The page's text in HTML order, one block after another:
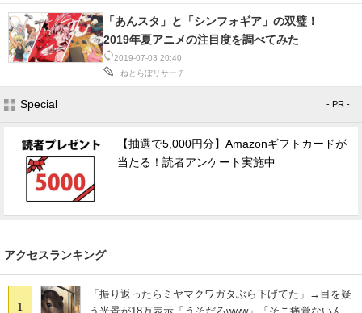
進化するPCとデバイスの未来
好きが集まる 比べて選べる
ビジネスと働き方のヒント
AI活用のいまが分かる
企業ITのトレンドを詳説
経営リーダーのコミュニティ
マーケ×ITの今がよく分かる
ITエンジニア向け専門サイト
企業向けIT製品の総合サイト
2019-07-03 20:40
ねとらぼリサーチ
「あんスタ」と「シンフォギア」の双璧！
2019年夏アニメの注目度を調べてみた
Special - PR -
【抽選で5,000円分】Amazonギフトカードが
当たる！読者アンケート実施中
アクセスランキング
1
「振り返ったらミヤマクワガタぶら下げてた」→目を疑